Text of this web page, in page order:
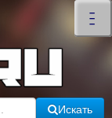
–
–
–
×
Искать